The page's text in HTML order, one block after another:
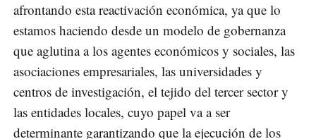
afrontando esta reactivación económica, ya que lo
estamos haciendo desde un modelo de gobernanza
que aglutina a los agentes económicos y sociales, las
asociaciones empresariales, las universidades y
centros de investigación, el tejido del tercer sector y
las entidades locales, cuyo papel va a ser
determinante garantizando que la ejecución de los